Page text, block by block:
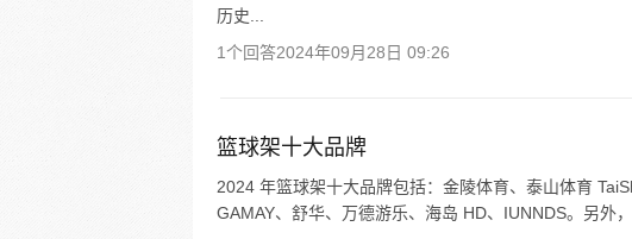
历史...
1个回答2024年09月28日 09:26
篮球架十大品牌
2024 年篮球架十大品牌包括：金陵体育、泰山体育
GAMAY、舒华、万德游乐、海岛 HD、IUNNDS。另外